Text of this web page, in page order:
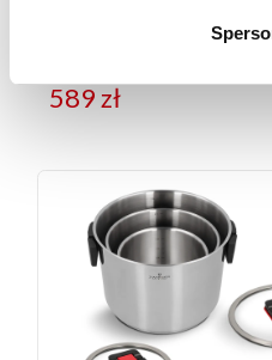
Zestaw garnków 6 el.
589 zł